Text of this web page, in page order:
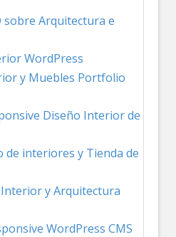
sobre Arquitectura e
WordPress
y Muebles Portfolio
Diseño Interior de
interiores y Tienda de
y Arquitectura
WordPress CMS